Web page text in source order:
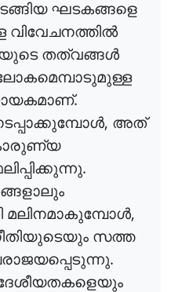
ഘടകങ്ങളെ
വിവേചനത്തിൽ
തത്വങ്ങൾ
.
, അത്
.
മലിനമാകുമ്പോൾ,
സത്ത
.